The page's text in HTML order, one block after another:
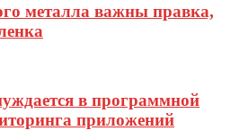
металла важны правка,
в программной
приложений